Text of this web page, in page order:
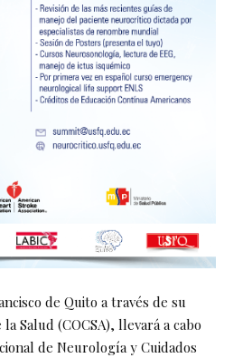
de Quito a través de su
Salud (COCSA), llevará a cabo
de Neurología y Cuidados